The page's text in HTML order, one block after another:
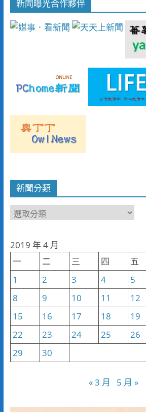
新聞曝光合作夥伴
新聞分類
新
類
2019 年 4 月
一
二 三 四 五
1
2 3 4 5
8
9 10 11 12
15
16 17 18 19
22
23 24 25 26
29
30
« 3 月 5 月 »